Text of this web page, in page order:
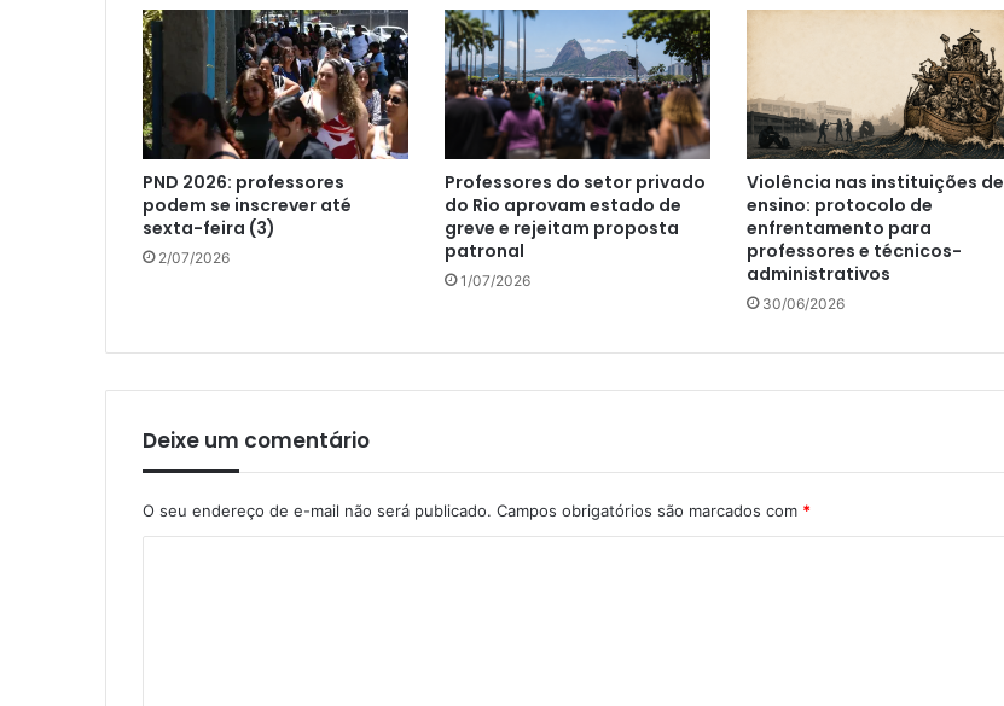
PND 2026: professores
podem se inscrever até
sexta-feira (3)
2/07/2026
Professores do setor privado
do Rio aprovam estado de
greve e rejeitam proposta
patronal
1/07/2026
Violência nas instituições de
ensino: protocolo de
enfrentamento para
professores e técnicos-
administrativos
30/06/2026
Deixe um comentário
O seu endereço de e-mail não será publicado. Campos obrigatórios são marcados com *